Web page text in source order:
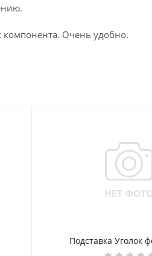
компонента. Очень удобно.
Подставка Уголок